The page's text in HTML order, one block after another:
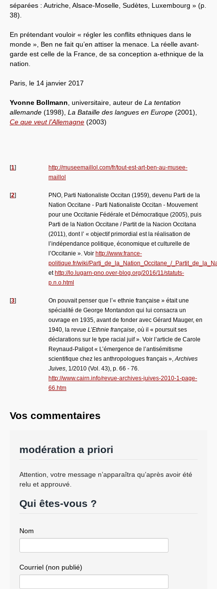
séparées : Autriche, Alsace-Moselle, Sudètes, Luxembourg » (p.
38).
En prétendant vouloir « régler les conflits ethniques dans le
monde », Ben ne fait qu’en attiser la menace. La réelle avant-
garde est celle de la France, de sa conception a-ethnique de la
nation.
Paris, le 14 janvier 2017
Yvonne Bollmann , universitaire, auteur de La tentation
allemande (1998), La Bataille des langues en Europe (2001),
Ce que veut l’Allemagne (2003)
[1]
http://museemaillol.com/fr/tout-est-art-ben-au-musee-
maillol
[2]
PNO, Parti Nationaliste Occitan (1959), devenu Parti de la
Nation Occitane - Parti Nationaliste Occitan - Mouvement
pour une Occitanie Fédérale et Démocratique (2005), puis
Parti de la Nation Occitane / Partit de la Nacion Occitana
(2011), dont l’ « objectif primordial est la réalisation de
l’indépendance politique, économique et culturelle de
l’Occitanie ». Voir http://www.france-
politique.fr/wiki/Parti_de_la_Nation_Occitane_/
ethttp://lo.lugarn-pno.over-blog.org/2016/11/statuts-
p.n.o.html
[3]
On pouvait penser que l’« ethnie française » était une
spécialité de George Montandon qui lui consacra un
ouvrage en 1935, avant de fonder avec Gérard Mauger, en
1940, la revue L’Ethnie française , où il « poursuit ses
déclarations sur le type racial juif ». Voir l’article de Carole
Reynaud-Paligot « L’émergence de l’antisémitisme
scientifique chez les anthropologues français », Archives
Juives , 1/2010 (Vol. 43), p. 66 - 76.
http://www.cairn.info/revue-archives-juives-2010-1-page-
66.htm
Vos commentaires
modération a priori
Attention, votre message n’apparaîtra qu’après avoir été
relu et approuvé.
Qui êtes-vous ?
Nom
Courriel (non publié)